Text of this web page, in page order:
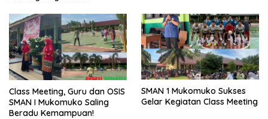
Class Meeting, Guru dan OSIS
SMAN I Mukomuko Saling
Beradu Kemampuan!
SMAN 1 Mukomuko Sukses
Gelar Kegiatan Class Meeting